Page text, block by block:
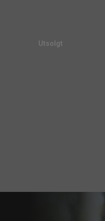
Utsolgt